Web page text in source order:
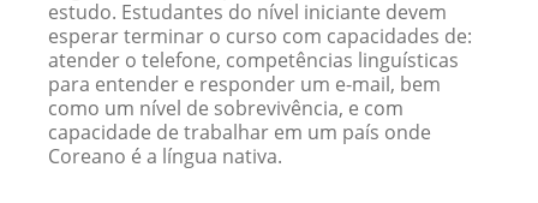
estudo. Estudantes do nível iniciante devem
esperar terminar o curso com capacidades de:
atender o telefone, competências linguísticas
para entender e responder um e-mail, bem
como um nível de sobrevivência, e com
capacidade de trabalhar em um país onde
Coreano é a língua nativa.